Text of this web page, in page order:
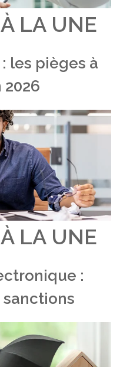
LA UNE
les pièges à
LA UNE
: